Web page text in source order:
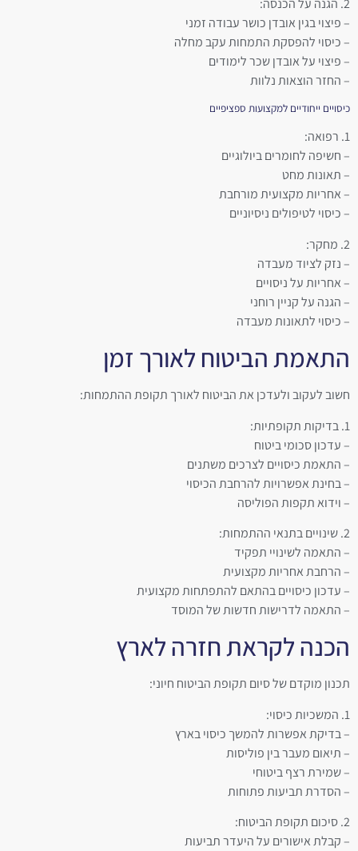
2. הגנה על הכנסה:
– פיצוי בגין אובדן כושר עבודה זמני
– כיסוי להפסקת התמחות עקב מחלה
– פיצוי על אובדן שכר לימודים
– החזר הוצאות נלוות
כיסויים ייחודיים למקצועות ספציפיים
1. רפואה:
– חשיפה לחומרים ביולוגיים
– תאונות מחט
– אחריות מקצועית מורחבת
– כיסוי לטיפולים ניסיוניים
2. מחקר:
– נזק לציוד מעבדה
– אחריות על ניסויים
– הגנה על קניין רוחני
– כיסוי לתאונות מעבדה
התאמת הביטוח לאורך זמן
חשוב לעקוב ולעדכן את הביטוח לאורך תקופת ההתמחות:
1. בדיקות תקופתיות:
– עדכון סכומי ביטוח
– התאמת כיסויים לצרכים משתנים
– בחינת אפשרויות להרחבת הכיסוי
– וידוא תקפות הפוליסה
2. שינויים בתנאי ההתמחות:
– התאמה לשינויי תפקיד
– הרחבת אחריות מקצועית
– עדכון כיסויים בהתאם להתפתחות מקצועית
– התאמה לדרישות חדשות של המוסד
הכנה לקראת חזרה לארץ
תכנון מוקדם של סיום תקופת הביטוח חיוני:
1. המשכיות כיסוי:
– בדיקת אפשרות להמשך כיסוי בארץ
– תיאום מעבר בין פוליסות
– שמירת רצף ביטוחי
– הסדרת תביעות פתוחות
2. סיכום תקופת הביטוח:
– קבלת אישורים על היעדר תביעות